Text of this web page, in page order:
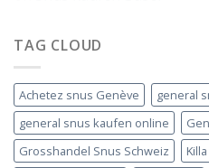
TAG CLOUD
Achetez snus Genève
general
general snus kaufen online
Grosshandel Snus Schweiz